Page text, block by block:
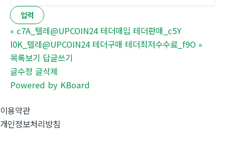
« c7A_텔레@UPCOIN24 테더매입 테더판매_c5Y
l0K_텔레@UPCOIN24 테더구매 테더최저수수료_f9O »
목록보기 답글쓰기
글수정 글삭제
Powered by KBoard
이용약관
개인정보처리방침